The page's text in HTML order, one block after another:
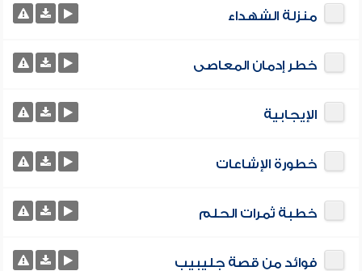
منزلة الشهداء
خطر إدمان المعاصى
الإيجابية
خطورة الإشاعات
خطبة ثمرات الحلم
فوائد من قصة جليبيب